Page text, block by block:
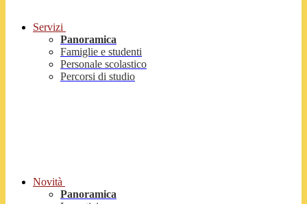
Servizi
Panoramica
Famiglie e studenti
Personale scolastico
Percorsi di studio
Novità
Panoramica